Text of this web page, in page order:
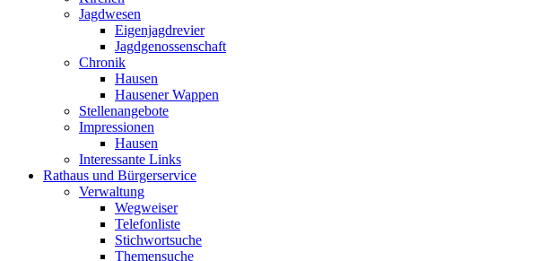
Jagdwesen
Eigenjagdrevier
Jagdgenossenschaft
Chronik
Hausen
Hausener Wappen
Stellenangebote
Impressionen
Hausen
Interessante Links
Rathaus und Bürgerservice
Verwaltung
Wegweiser
Telefonliste
Stichwortsuche
Themensuche